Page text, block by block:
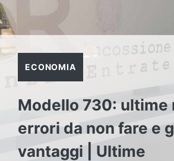
ECONOMIA
Modello 730: ultime
errori da non fare e
vantaggi | Ultime